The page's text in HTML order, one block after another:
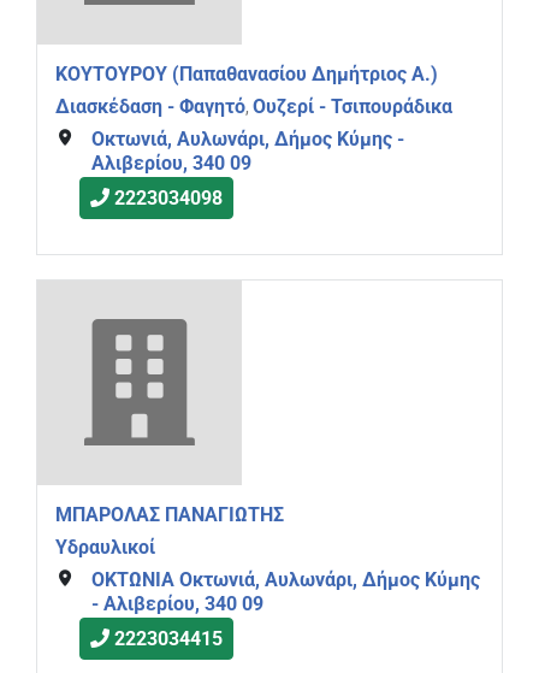
ΚΟΥΤΟΥΡΟΥ (Παπαθανασίου Δημήτριος Α.)
Διασκέδαση - Φαγητό, Ουζερί - Τσιπουράδικα
Οκτωνιά, Αυλωνάρι, Δήμος Κύμης -
Αλιβερίου, 340 09
2223034098
ΜΠΑΡΟΛΑΣ ΠΑΝΑΓΙΩΤΗΣ
Υδραυλικοί
ΟΚΤΩΝΙΑ Οκτωνιά, Αυλωνάρι, Δήμος Κύμης
- Αλιβερίου, 340 09
2223034415